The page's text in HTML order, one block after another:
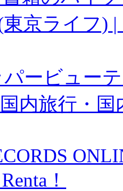
東京ライフ)
ービュー
国内旅行・
！